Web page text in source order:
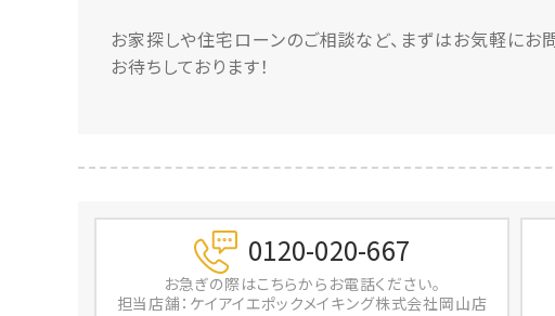
お家探しや住宅ローンのご相談など、まずはお気軽にお問
お待ちしております！
0120-020-667
お急ぎの際はこちらからお電話ください。
担当店舗：ケイアイエポックメイキング株式会社岡山店